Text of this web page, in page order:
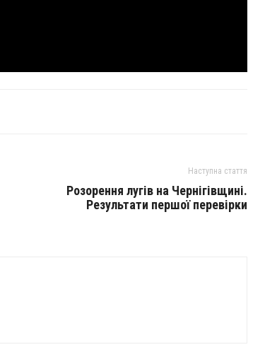
Наступна стаття
Розорення лугів на Чернігівщині.
Результати першої перевірки